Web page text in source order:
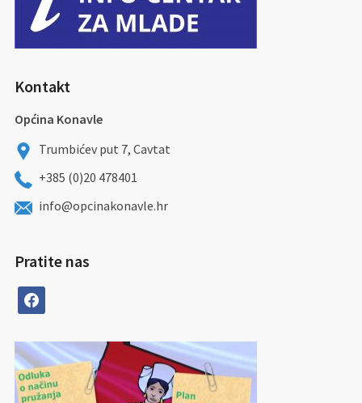
Kontakt
Općina Konavle
Trumbićev put 7, Cavtat
+385 (0)20 478401
info@opcinakonavle.hr
Pratite nas
facebook